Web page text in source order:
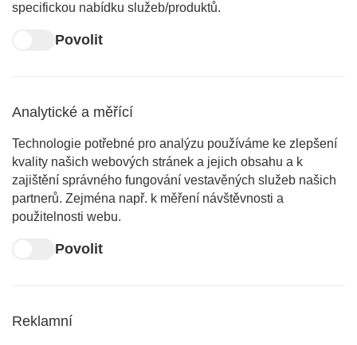
specifickou nabídku služeb/produktů.
Povolit
Analytické a měřící
Technologie potřebné pro analýzu používáme ke zlepšení
kvality našich webových stránek a jejich obsahu a k
zajištění správného fungování vestavěných služeb našich
partnerů. Zejména např. k měření návštěvnosti a
použitelnosti webu.
Povolit
Reklamní